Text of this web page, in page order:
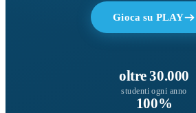
Gioca su PLAY
oltre 30.000
studenti ogni anno
100%